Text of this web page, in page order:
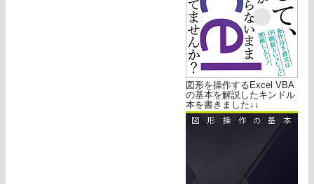
図形を操作するExcel VBA
の基本を解説したキンドル
本を書きました↓↓